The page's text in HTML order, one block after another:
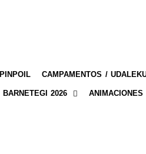
PINPOIL CAMPAMENTOS /
BARNETEGI 2026 ANIMACIONES